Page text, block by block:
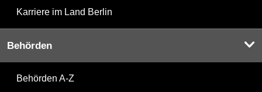
Karriere im Land Berlin
Behörden
Behörden A-Z